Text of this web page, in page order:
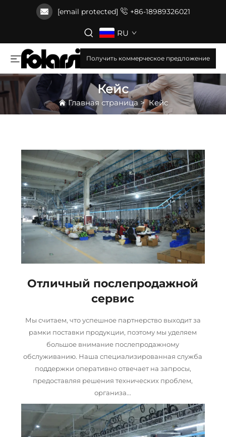
[email protected] +86-18989326021
RU
Получить коммерческое предложение
Кейс
Главная страница >Кейс
Отличный послепродажной
сервис
Мы считаем, что успешное партнерство выходит за
рамки поставки продукции, поэтому мы уделяем
большое внимание послепродажному
обслуживанию. Наша специализированная служба
поддержки оперативно отвечает на запросы,
предоставляя решения технических проблем,
организа...